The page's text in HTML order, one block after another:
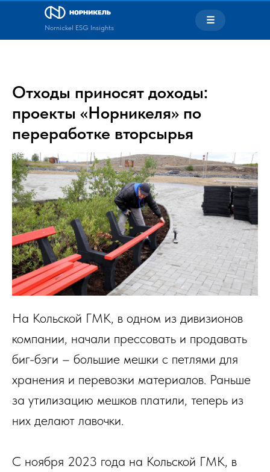
☰
Nornickel ESG Insights
Отходы приносят доходы:
проекты «Норникеля» по
переработке вторсырья
На Кольской ГМК, в одном из дивизионов
компании, начали прессовать и продавать
биг-бэги – большие мешки с петлями для
хранения и перевозки материалов. Раньше
за утилизацию мешков платили, теперь из
них делают лавочки.
С ноября 2023 года на Кольской ГМК, в